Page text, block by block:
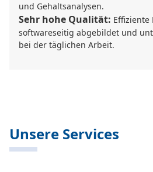
und Gehaltsanalysen.
Sehr hohe Qualität: Effiziente
softwareseitig abgebildet und
bei der täglichen Arbeit.
Unsere Services